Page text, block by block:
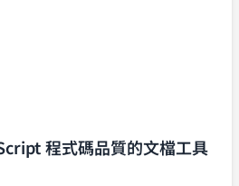
程式碼品質的文檔工具